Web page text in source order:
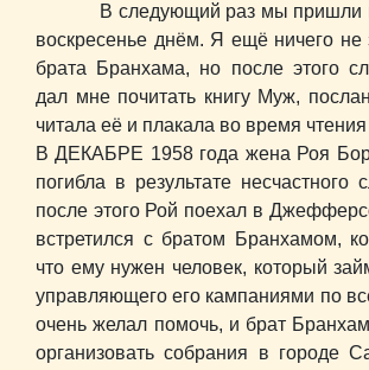
В следующий раз мы пришли
воскресенье днём. Я ещё ничего не
брата Бранхама, но после этого
дал мне почитать книгу Муж,
читала её и плакала во время чтения
В ДЕКАБРЕ 1958 года жена Роя
погибла в результате несчастного
после этого Рой поехал в
встретился с братом Бранхамом,
что ему нужен человек, который
управляющего его кампаниями по
очень желал помочь, и брат
организовать собрания в городе